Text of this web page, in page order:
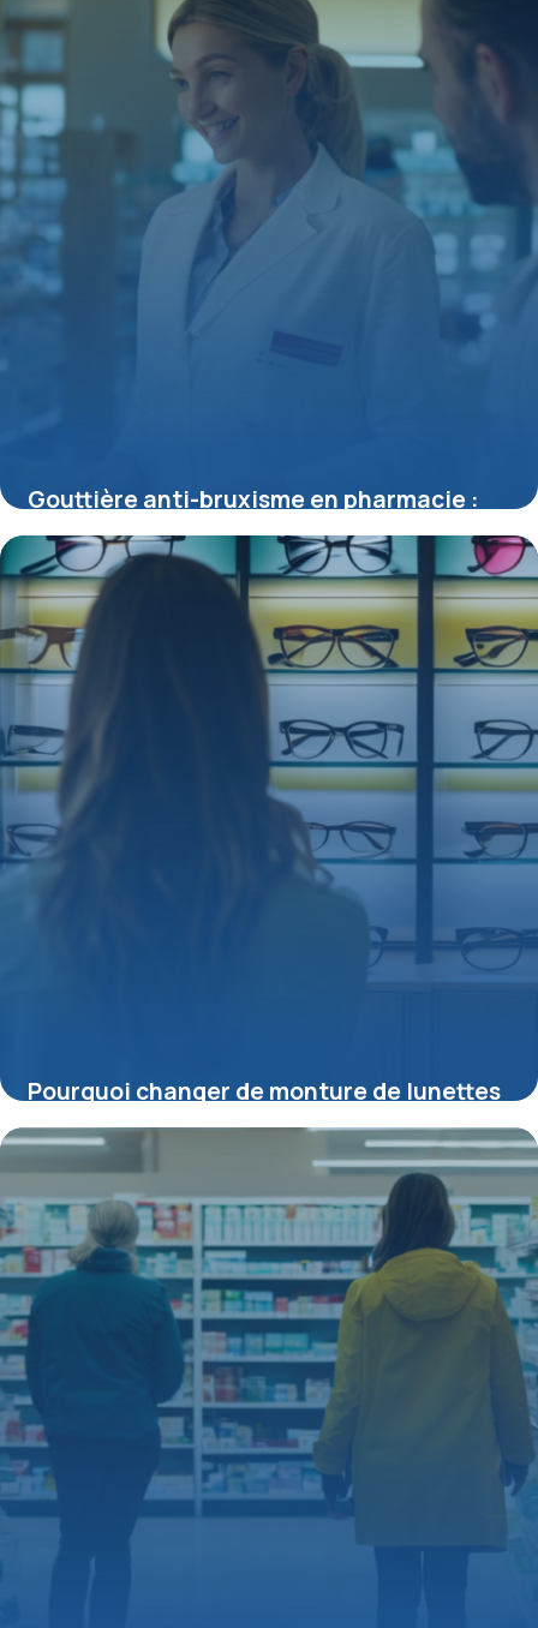
15 juin 2026
Gouttière anti-bruxisme en pharmacie :
conseils d’achat et d’utilisation
15 juin 2026
Pourquoi changer de monture de lunettes
: conseils pour un choix durable
15 juin 2026